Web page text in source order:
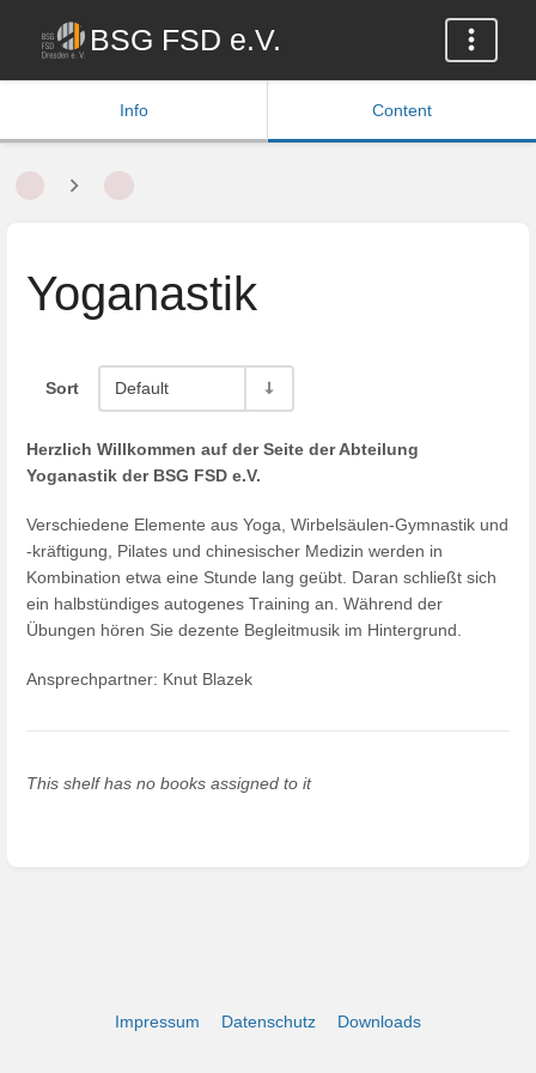
BSG FSD e.V.
Info Content
Yoganastik
Sort Default
Herzlich Willkommen auf der Seite der Abteilung
Yoganastik der BSG FSD e.V.
Verschiedene Elemente aus Yoga, Wirbelsäulen-Gymnastik und
-kräftigung, Pilates und chinesischer Medizin werden in
Kombination etwa eine Stunde lang geübt. Daran schließt sich
ein halbstündiges autogenes Training an. Während der
Übungen hören Sie dezente Begleitmusik im Hintergrund.
Ansprechpartner: Knut Blazek
This shelf has no books assigned to it
Impressum Datenschutz Downloads